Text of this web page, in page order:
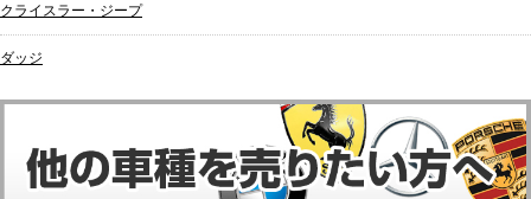
クライスラー・ジープ
ダッジ